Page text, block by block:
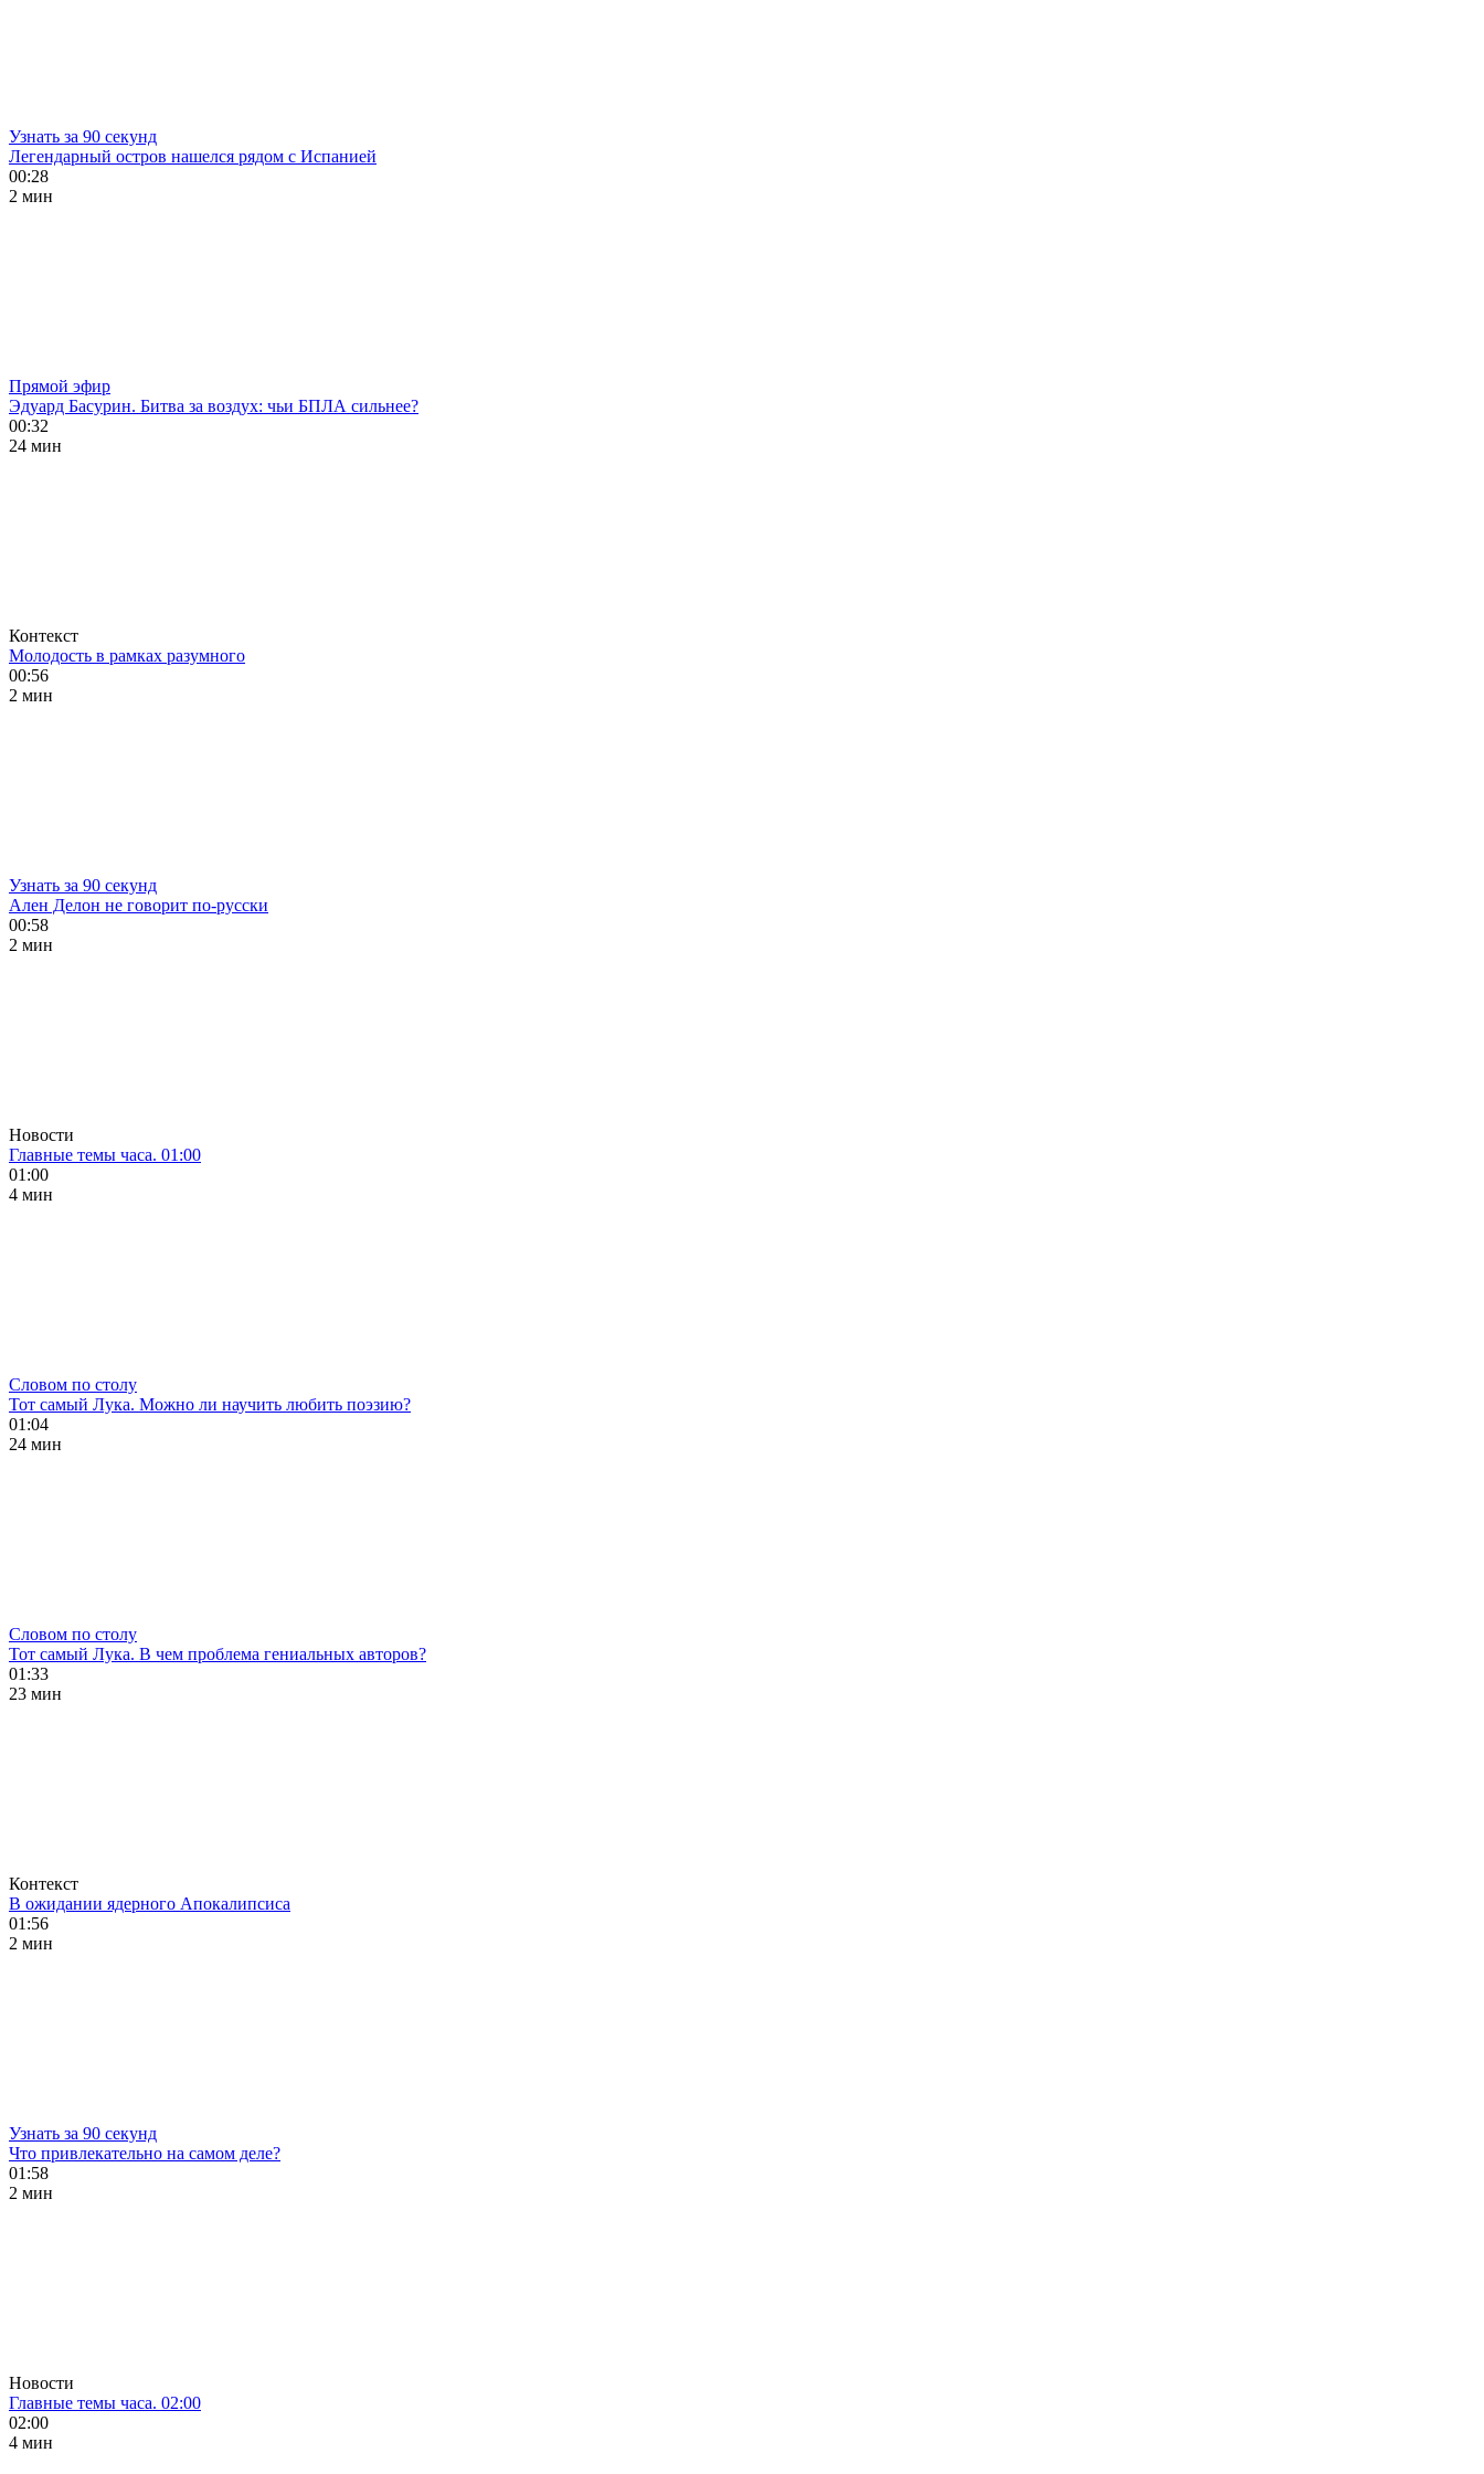
Узнать за 90 секунд
Легендарный остров нашелся рядом с Испанией
00:28
2 мин
Прямой эфир
Эдуард Басурин. Битва за воздух: чьи БПЛА сильнее?
00:32
24 мин
Контекст
Молодость в рамках разумного
00:56
2 мин
Узнать за 90 секунд
Ален Делон не говорит по-русски
00:58
2 мин
Новости
Главные темы часа. 01:00
01:00
4 мин
Словом по столу
Тот самый Лука. Можно ли научить любить поэзию?
01:04
24 мин
Словом по столу
Тот самый Лука. В чем проблема гениальных авторов?
01:33
23 мин
Контекст
В ожидании ядерного Апокалипсиса
01:56
2 мин
Узнать за 90 секунд
Что привлекательно на самом деле?
01:58
2 мин
Новости
Главные темы часа. 02:00
02:00
4 мин